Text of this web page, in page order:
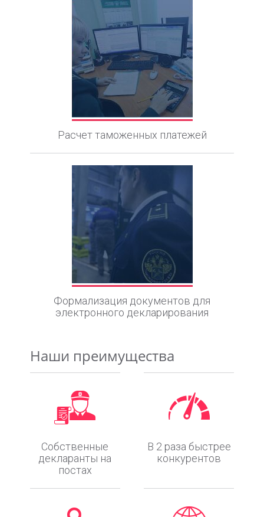
Расчет таможенных платежей
Формализация документов для
электронного декларирования
Наши преимущества
Собственные
декларанты на
постах
В 2 раза быстрее
конкурентов